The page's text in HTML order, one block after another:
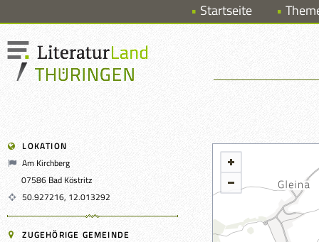
Startseite
LOKATION
Am Kirchberg
07586 Bad Köstritz
50.927216, 12.013292
ZUGEHÖRIGE GEMEINDE